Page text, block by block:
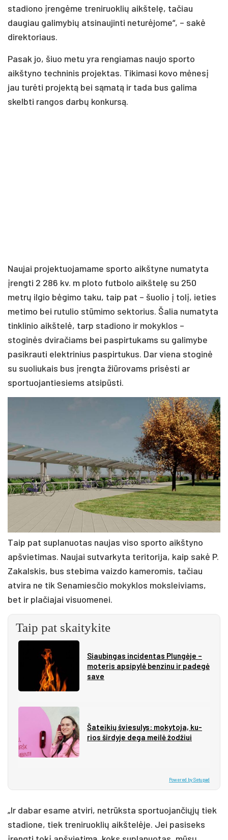
stadiono įrengėme treniruoklių aikštelę, tačiau
daugiau galimybių atsinaujinti neturėjome“, – sakė
direktoriaus.
Pasak jo, šiuo metu yra rengiamas naujo sporto
aikštyno techninis projektas. Tikimasi kovo mėnesį
jau turėti projektą bei sąmatą ir tada bus galima
skelbti rangos darbų konkursą.
Naujai projektuojamame sporto aikštyne numatyta
įrengti 2 286 kv. m ploto futbolo aikštelę su 250
metrų ilgio bėgimo taku, taip pat – šuolio į tolį, ieties
metimo bei rutulio stūmimo sektorius. Šalia numatyta
tinklinio aikštelė, tarp stadiono ir mokyklos –
stoginės dviračiams bei paspirtukams su galimybe
pasikrauti elektrinius paspirtukus. Dar viena stoginė
su suoliukais bus įrengta žiūrovams prisėsti ar
sportuojantiesiems atsipūsti.
Taip pat suplanuotas naujas viso sporto aikštyno
apšvietimas. Naujai sutvarkyta teritorija, kaip sakė P.
Zakalskis, bus stebima vaizdo kameromis, tačiau
atvira ne tik Senamiesčio mokyklos moksleiviams,
bet ir plačiajai visuomenei.
Taip pat skaitykite
Siau­bin­gas in­ci­den­tas Plun­gė­je –
mo­te­ris ap­si­py­lė ben­zi­nu ir pa­de­gė
sa­ve
Ša­tei­kių švie­su­lys: mo­ky­to­ja, ku­
rios šir­dy­je de­ga mei­lė žo­džiui
Powered by Setupad
„Ir dabar esame atviri, netrūksta sportuojančiųjų tiek
stadione, tiek treniruoklių aikštelėje. Jei pasiseks